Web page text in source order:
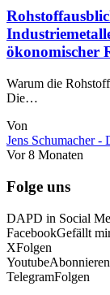
ökonomischer
Warum die
Die…
Von
Jens Schumacher -
Vor 8 Monaten
Folge uns
DAPD in Social
FacebookGefällt
XFolgen
YoutubeAbonnieren
TelegramFolgen